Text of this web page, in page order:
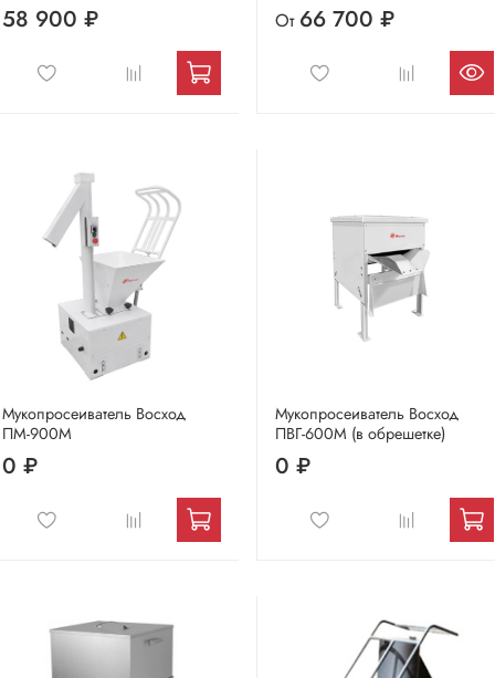
58 900 ₽ От 66 700 ₽
Мукопросеиватель Восход
ПМ-900М
0 ₽
Мукопросеиватель Восход
ПВГ-600М (в обрешетке)
0 ₽